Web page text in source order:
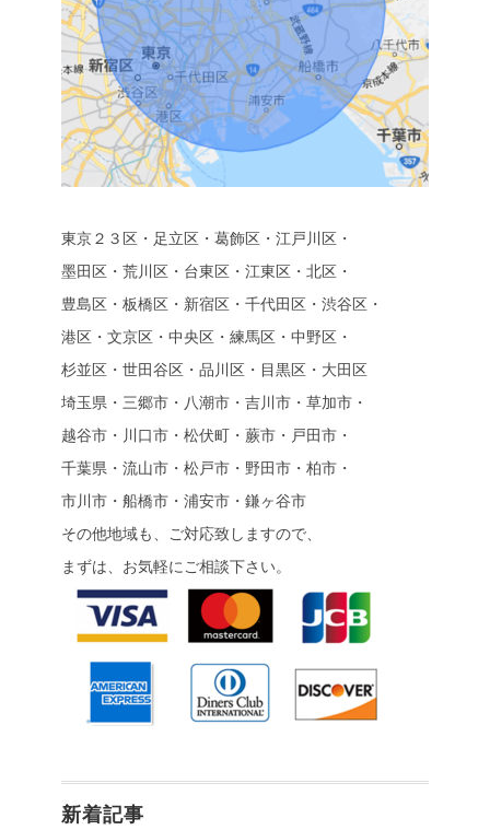
東京２３区・足立区・葛飾区・江戸川区・
墨田区・荒川区・台東区・江東区・北区・
豊島区・板橋区・新宿区・千代田区・渋谷区・
港区・文京区・中央区・練馬区・中野区・
杉並区・世田谷区・品川区・目黒区・大田区
埼玉県・三郷市・八潮市・吉川市・草加市・
越谷市・川口市・松伏町・蕨市・戸田市・
千葉県・流山市・松戸市・野田市・柏市・
市川市・船橋市・浦安市・鎌ヶ谷市
その他地域も、ご対応致しますので、
まずは、お気軽にご相談下さい。
新着記事